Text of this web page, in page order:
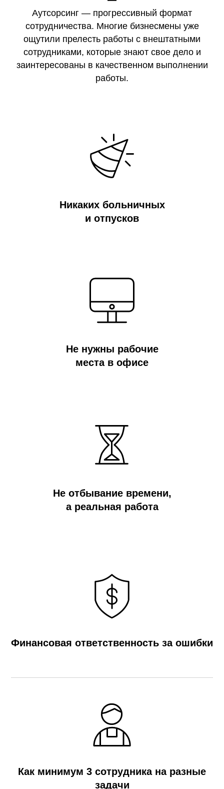
Аутсорсинг — прогрессивный формат
сотрудничества. Многие бизнесмены уже
ощутили прелесть работы с внештатными
сотрудниками, которые знают свое дело и
заинтересованы в качественном выполнении
работы.
Никаких больничных
и отпусков
Не нужны рабочие
места в офисе
Не отбывание времени,
а реальная работа
Финансовая ответственность за ошибки
Как минимум 3 сотрудника на разные
задачи